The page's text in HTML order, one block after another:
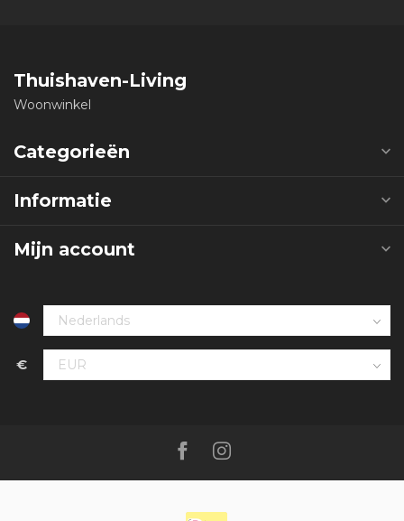
Thuishaven-Living
Woonwinkel
Categorieën
Informatie
Mijn account
€